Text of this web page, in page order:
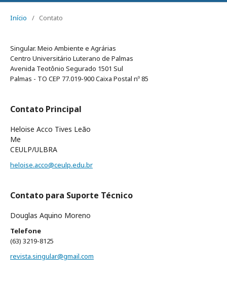
Início / Contato
Singular. Meio Ambiente e Agrárias
Centro Universitário Luterano de Palmas
Avenida Teotônio Segurado 1501 Sul
Palmas - TO CEP 77.019-900 Caixa Postal nº 85
Contato Principal
Heloise Acco Tives Leão
Me
CEULP/ULBRA
heloise.acco@ceulp.edu.br
Contato para Suporte Técnico
Douglas Aquino Moreno
Telefone
(63) 3219-8125
revista.singular@gmail.com